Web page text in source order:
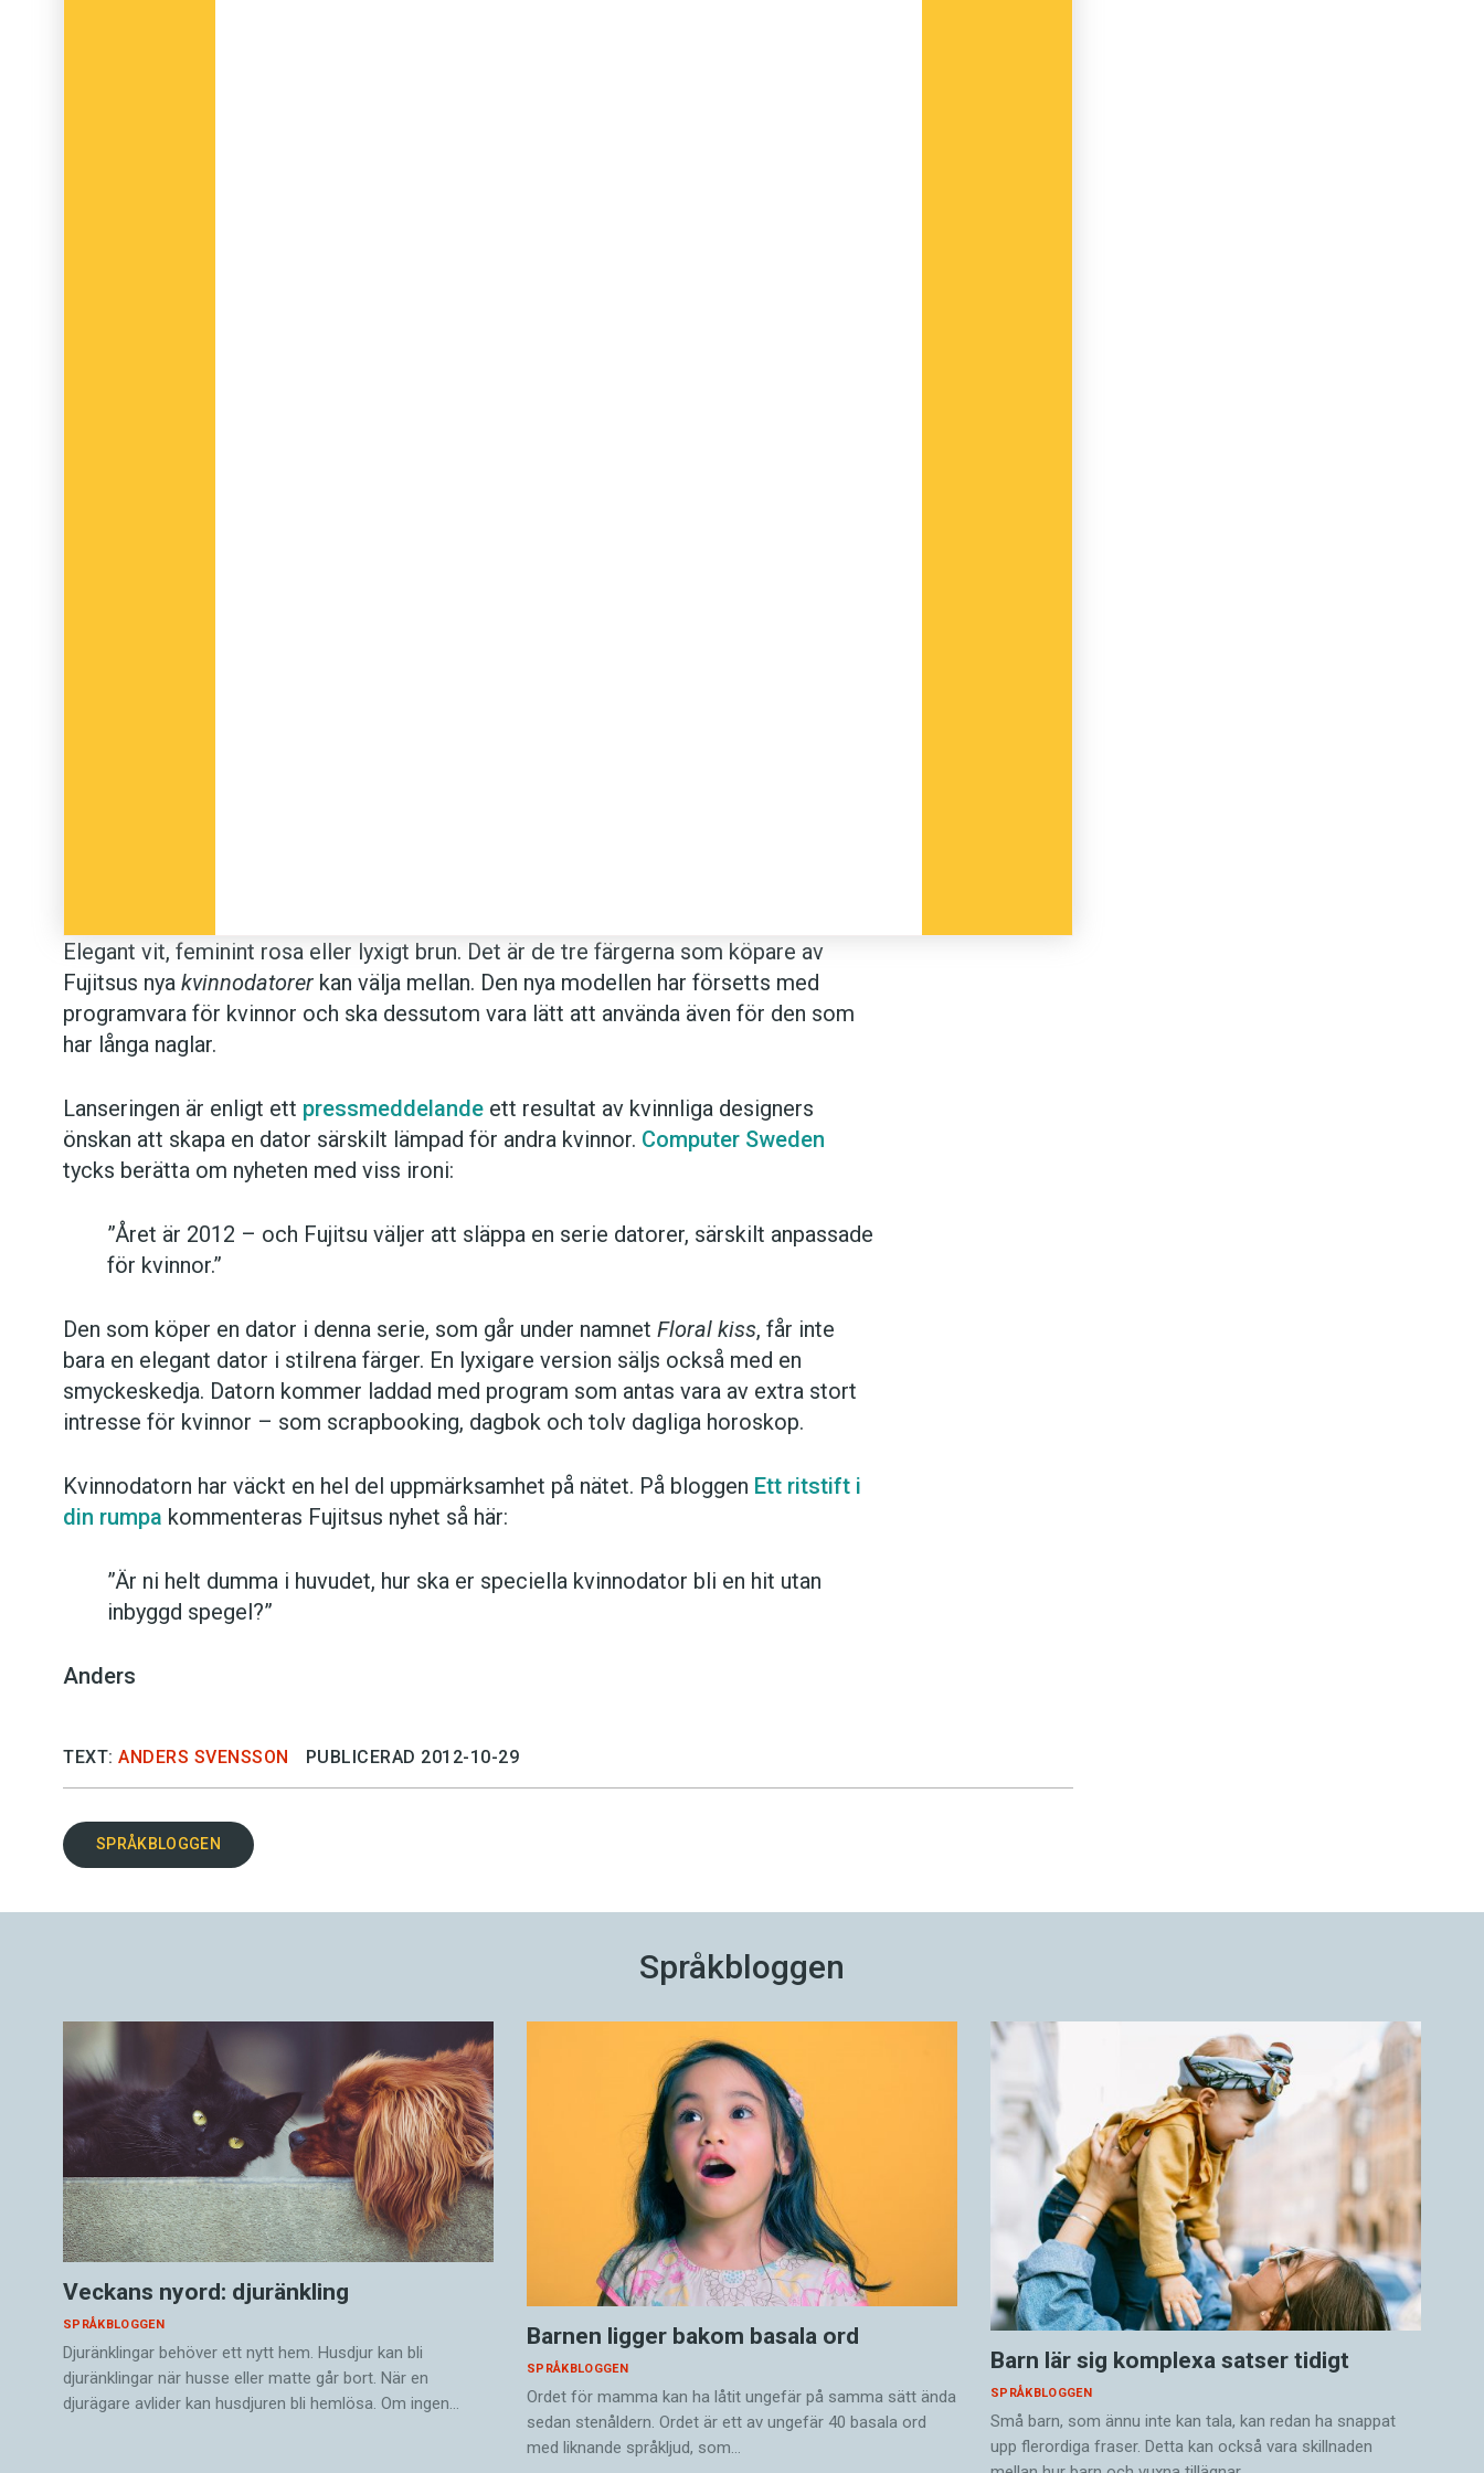
Elegant vit, feminint rosa eller lyxigt brun. Det är de tre färgerna som köpare av
Fujitsus nya kvinnodatorer kan välja mellan. Den nya modellen har försetts med
programvara för kvinnor och ska dessutom vara lätt att använda även för den som
har långa naglar.
Lanseringen är enligt ett pressmeddelande ett resultat av kvinnliga designers
önskan att skapa en dator särskilt lämpad för andra kvinnor. Computer Sweden
tycks berätta om nyheten med viss ironi:
”Året är 2012 – och Fujitsu väljer att släppa en serie datorer, särskilt anpassade
för kvinnor.”
Den som köper en dator i denna serie, som går under namnet Floral kiss, får inte
bara en elegant dator i stilrena färger. En lyxigare version säljs också med en
smyckeskedja. Datorn kommer laddad med program som antas vara av extra stort
intresse för kvinnor – som scrapbooking, dagbok och tolv dagliga horoskop.
Kvinnodatorn har väckt en hel del uppmärksamhet på nätet. På bloggen Ett ritstift i
din rumpa kommenteras Fujitsus nyhet så här:
”Är ni helt dumma i huvudet, hur ska er speciella kvinnodator bli en hit utan
inbyggd spegel?”
Anders
TEXT: ANDERS SVENSSON PUBLICERAD 2012-10-29
SPRÅKBLOGGEN
Språkbloggen
Veckans nyord: djuränkling
SPRÅKBLOGGEN
Djuränklingar behöver ett nytt hem. Husdjur kan bli
djuränklingar när husse eller matte går bort. När en
djurägare avlider kan husdjuren bli hemlösa. Om ingen…
Barnen ligger bakom basala ord
SPRÅKBLOGGEN
Ordet för mamma kan ha låtit ungefär på samma sätt ända
sedan stenåldern. Ordet är ett av ungefär 40 basala ord
med liknande språkljud, som…
Barn lär sig komplexa satser tidigt
SPRÅKBLOGGEN
Små barn, som ännu inte kan tala, kan redan ha snappat
upp flerordiga fraser. Detta kan också vara skillnaden